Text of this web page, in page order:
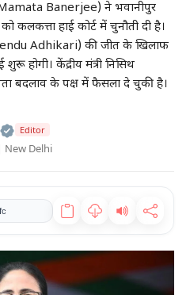
Banerjee) ने भवानीपुर
कलकत्ता हाई कोर्ट में चुनौती दी है।
Adhikari) की जीत के खिलाफ
होगी। केंद्रीय मंत्री निसिथ
बदलाव के पक्ष में फैसला दे चुकी है।
Official | Verified Expert • 27
Editor
| New Delhi